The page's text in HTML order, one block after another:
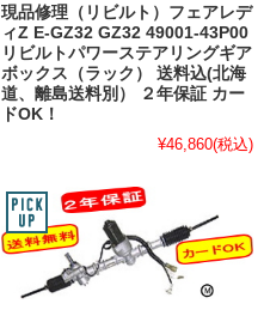
現品修理（リビルト）フェアレデ
ィZ E-GZ32 GZ32 49001-43P00
リビルトパワーステアリングギア
ボックス（ラック） 送料込(北海
道、離島送料別） ２年保証 カー
ドOK！
¥46,860(税込)